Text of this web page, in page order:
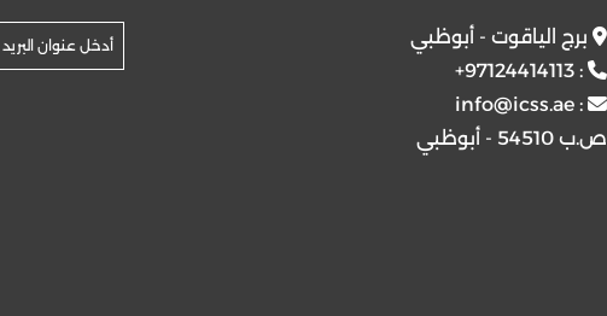
برج الياقوت - أبوظبي
:
+97124414113
:
info@icss.ae
ص.ب 54510 - أبوظبي